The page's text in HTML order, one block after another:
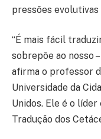
pressões
“É mais fácil
sobrepõe ao nosso
afirma o professor
Universidade da
Unidos. Ele é o
Tradução dos